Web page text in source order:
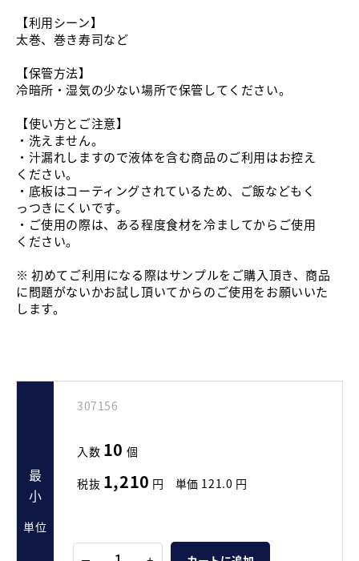
【利用シーン】
太巻、巻き寿司など
【保管方法】
冷暗所・湿気の少ない場所で保管してください。
【使い方とご注意】
・洗えません。
・汁漏れしますので液体を含む商品のご利用はお控え
ください。
・底板はコーティングされているため、ご飯などもく
っつきにくいです。
・ご使用の際は、ある程度食材を冷ましてからご使用
ください。
※ 初めてご利用になる際はサンプルをご購入頂き、商品
に問題がないかお試し頂いてからのご使用をお願いいた
します。
最小
単位
307156
入数 10 個
税抜 1,210 円 単価 121.0 円